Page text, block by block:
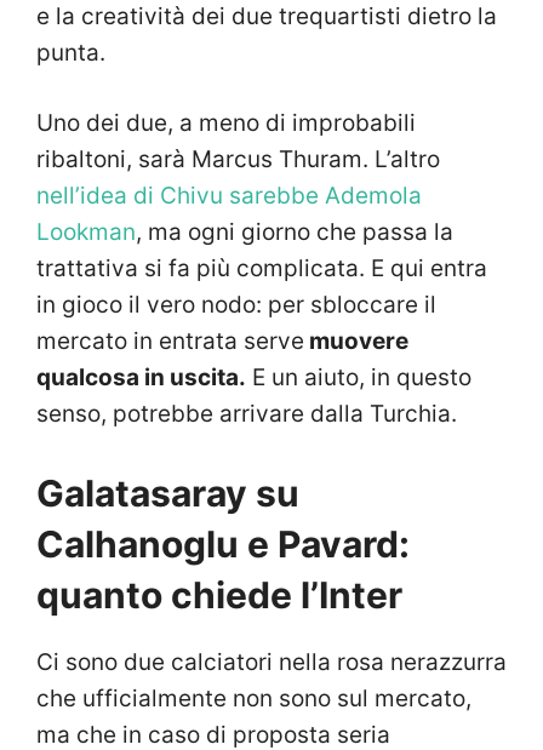
e la creatività dei due trequartisti dietro la
punta.
Uno dei due, a meno di improbabili
ribaltoni, sarà Marcus Thuram. L’altro
nell’idea di Chivu sarebbe Ademola
Lookman, ma ogni giorno che passa la
trattativa si fa più complicata. E qui entra
in gioco il vero nodo: per sbloccare il
mercato in entrata serve muovere
qualcosa in uscita. E un aiuto, in questo
senso, potrebbe arrivare dalla Turchia.
Galatasaray su
Calhanoglu e Pavard:
quanto chiede l’Inter
Ci sono due calciatori nella rosa nerazzurra
che ufficialmente non sono sul mercato,
ma che in caso di proposta seria